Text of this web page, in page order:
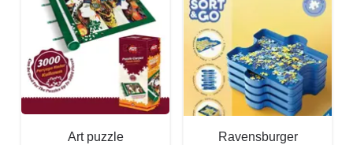
Art puzzle
Ravensburger